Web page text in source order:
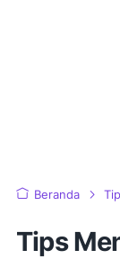
Beranda
Tips